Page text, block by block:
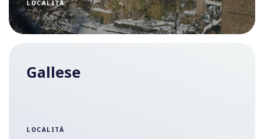
LOCALITÀ
Gallese
LOCALITÀ